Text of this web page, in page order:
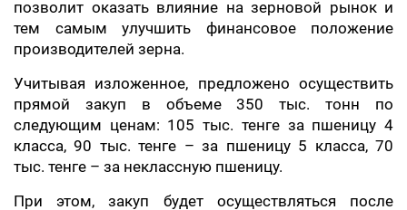
позволит оказать влияние на зерновой рынок и
тем самым улучшить финансовое положение
производителей зерна.
Учитывая изложенное, предложено осуществить
прямой закуп в объеме 350 тыс. тонн по
следующим ценам: 105 тыс. тенге за пшеницу 4
класса, 90 тыс. тенге – за пшеницу 5 класса, 70
тыс. тенге – за неклассную пшеницу.
При этом, закуп будет осуществляться после